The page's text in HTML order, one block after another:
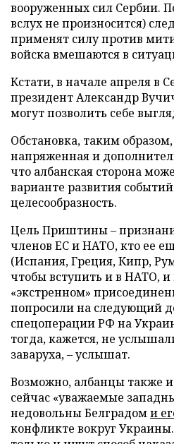
вооруженных сил Сербии.
вслух не произносится)
применят силу против
войска вмешаются в
Кстати, в начале апреля в
президент Александр
могут позволить себе
Обстановка, таким
напряженная и
что албанская сторона
варианте развития
целесообразность.
Цель Приштины –
членов ЕС и НАТО, кто ее
(Испания, Греция, Кипр,
чтобы вступить и в НАТО, и
«экстренном»
попросили на следующий
спецоперации РФ на
тогда, кажется, не
заваруха, – услышат.
Возможно, албанцы также
сейчас «уважаемые
недовольны Белградоми
конфликте вокруг